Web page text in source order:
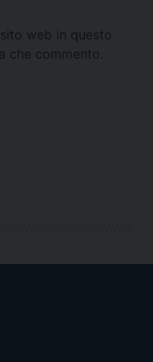
web in questo
che commento.